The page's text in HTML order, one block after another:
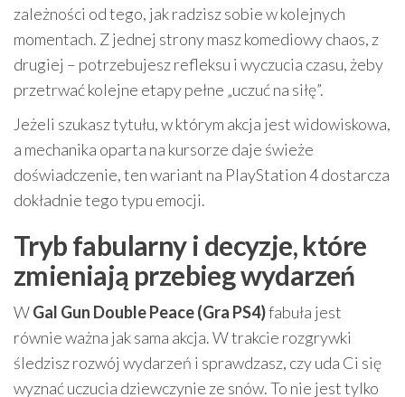
zależności od tego, jak radzisz sobie w kolejnych
momentach. Z jednej strony masz komediowy chaos, z
drugiej – potrzebujesz refleksu i wyczucia czasu, żeby
przetrwać kolejne etapy pełne „uczuć na siłę”.
Jeżeli szukasz tytułu, w którym akcja jest widowiskowa,
a mechanika oparta na kursorze daje świeże
doświadczenie, ten wariant na PlayStation 4 dostarcza
dokładnie tego typu emocji.
Tryb fabularny i decyzje, które
zmieniają przebieg wydarzeń
WGal Gun Double Peace (Gra PS4)fabuła jest
równie ważna jak sama akcja. W trakcie rozgrywki
śledzisz rozwój wydarzeń i sprawdzasz, czy uda Ci się
wyznać uczucia dziewczynie ze snów. To nie jest tylko